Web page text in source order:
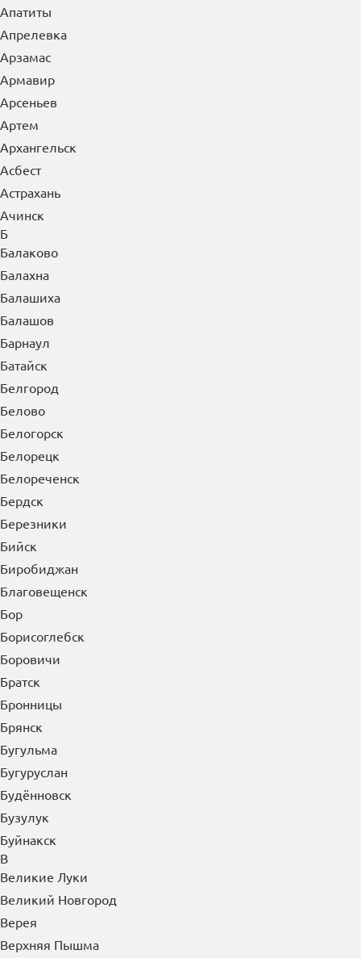
Апатиты
Апрелевка
Арзамас
Армавир
Арсеньев
Артем
Архангельск
Асбест
Астрахань
Ачинск
Б
Балаково
Балахна
Балашиха
Балашов
Барнаул
Батайск
Белгород
Белово
Белогорск
Белорецк
Белореченск
Бердск
Березники
Бийск
Биробиджан
Благовещенск
Бор
Борисоглебск
Боровичи
Братск
Бронницы
Брянск
Бугульма
Бугуруслан
Будённовск
Бузулук
Буйнакск
В
Великие Луки
Великий Новгород
Верея
Верхняя Пышма